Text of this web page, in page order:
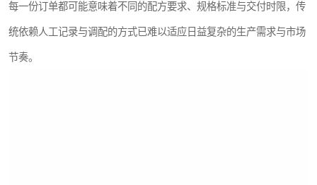
每一份订单都可能意味着不同的配方要求、规格标准与交付时限，传
统依赖人工记录与调配的方式已难以适应日益复杂的生产需求与市场
节奏。